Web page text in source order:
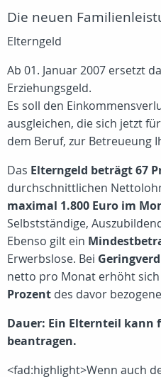
Die neuen
Elterngeld
Ab 01. Januar 2007 ersetzt
Erziehungsgeld.
Es soll den
ausgleichen, die sich jetzt
dem Beruf, zur Betreueung
Das Elterngeld beträgt 67
durchschnittlichen
maximal 1.800 Euro im
Selbstständige,
Ebenso gilt ein
Erwerbslose. Bei
netto pro Monat erhöht
Prozent des davor
Dauer: Ein Elternteil kann
beantragen.
<fad:highlight>Wenn auch